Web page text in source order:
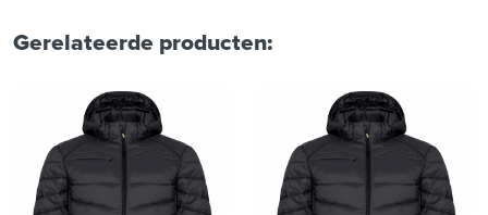
Gerelateerde producten: